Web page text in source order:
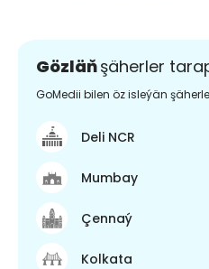
Gözläňşäherler
GoMedii bilen öz isleýän
Deli NCR
Mumbay
Çennaý
Kolkata